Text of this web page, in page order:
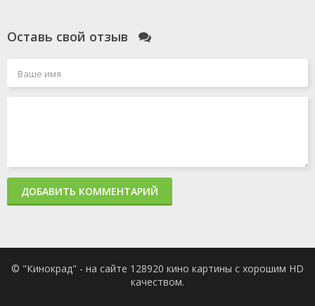
Оставь свой отзыв
ДОБАВИТЬ КОММЕНТАРИЙ
© "Кинокрад" - на сайте 128920 кино картины с хорошим HD
качеством.